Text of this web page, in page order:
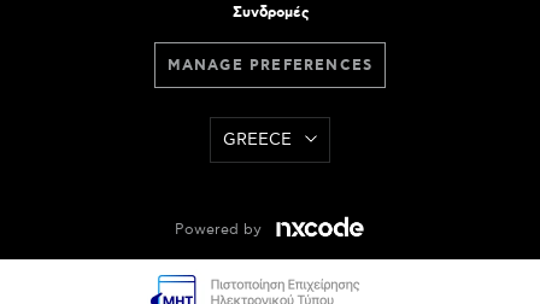
Συνδρομές
MANAGE PREFERENCES
GREECE
Powered by